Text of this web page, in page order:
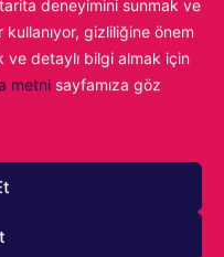
deneyimini sunmak ve
gizliliğine önem
detaylı bilgi almak için
metni sayfamıza göz
geçmişe
falan derken
sevilen serisiyle
gördüğüm kadarıyla
çıtaya yaklaşamamış